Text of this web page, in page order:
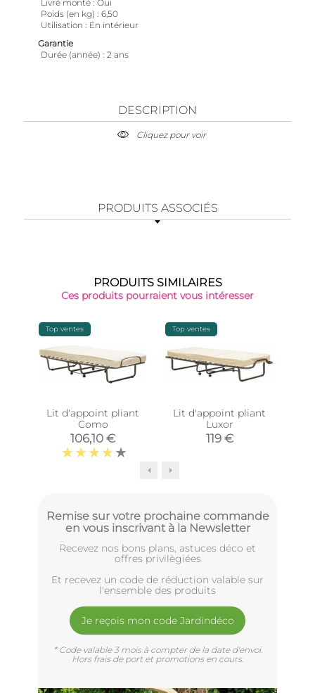
Livré monté Oui
Poids (en kg)
6,50
Utilisation
En intérieur
Garantie
Durée (année)
2 ans
DESCRIPTION
Cliquez pour voir
PRODUITS ASSOCIÉS
PRODUITS SIMILAIRES
Ces produits pourraient vous intéresser
Top ventes
Lit d'appoint pliant
Como
106,10 €
Top ventes
Lit d'appoint pliant
Luxor
119 €
Remise sur votre prochaine commande
en vous inscrivant à la Newsletter
Recevez nos bons plans, astuces déco et
offres privilègiées
Et recevez un code de réduction valable sur
l'ensemble des produits
Je reçois mon code Jardindéco
* Code valable 3 mois à compter de la date d'envoi.
Hors frais de port et promotions en cours.